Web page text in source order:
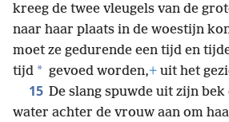
kreeg de twee vleugels van de
naar haar plaats in de woestijn
moet ze gedurende een tijd en
tijd * gevoed worden,+ uit het
15 De slang spuwde uit zijn
water achter de vrouw aan om